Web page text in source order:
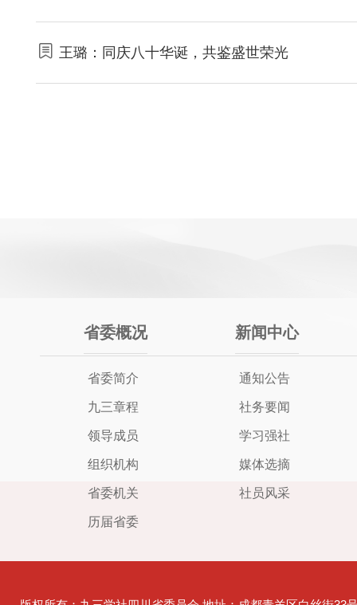
王璐：同庆八十华诞，共鉴盛世荣光
省委概况
省委简介
九三章程
领导成员
组织机构
省委机关
历届省委
新闻中心
通知公告
社务要闻
学习强社
媒体选摘
社员风采